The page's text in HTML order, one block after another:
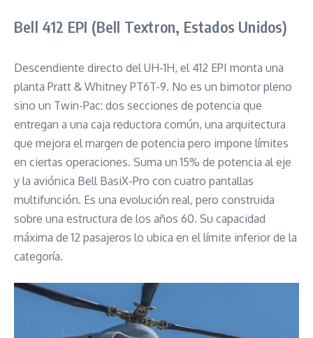
Bell 412 EPI (Bell Textron, Estados Unidos)
Descendiente directo del UH-1H, el 412 EPI monta una
planta Pratt & Whitney PT6T-9. No es un bimotor pleno
sino un Twin-Pac: dos secciones de potencia que
entregan a una caja reductora común, una arquitectura
que mejora el margen de potencia pero impone límites
en ciertas operaciones. Suma un 15% de potencia al eje
y la aviónica Bell BasiX-Pro con cuatro pantallas
multifunción. Es una evolución real, pero construida
sobre una estructura de los años 60. Su capacidad
máxima de 12 pasajeros lo ubica en el límite inferior de la
categoría.